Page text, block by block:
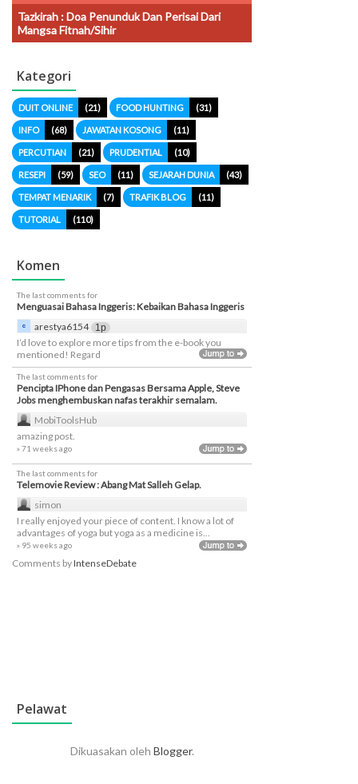
Tazkirah : Doa Penunduk Dan Perisai Dari
Mangsa Fitnah/sihir
Kategori
DUIT ONLINE (21) FOOD HUNTING (31)
INFO (68) JAWATAN KOSONG (11)
PERCUTIAN (21) PRUDENTIAL (10)
RESEPI (59) SEO (11) SEJARAH DUNIA (43)
TEMPAT MENARIK (7) TRAFIK BLOG (11)
TUTORIAL (110)
Komen
The last comments for
Menguasai Bahasa Inggeris: Kebaikan Bahasa Inggeris
arestya6154
1p
I’d love to explore more tips from the e-book you
mentioned! Regard
The last comments for
Pencipta IPhone dan Pengasas Bersama Apple, Steve
Jobs menghembuskan nafas terakhir semalam.
MobiToolsHub
amazing post.
» 71 weeks ago
The last comments for
Telemovie Review : Abang Mat Salleh Gelap.
simon
I really enjoyed your piece of content. I know a lot of
advantages of yoga but yoga as a medicine is...
» 95 weeks ago
Comments byIntenseDebate
Pelawat
Dikuasakan oleh Blogger.